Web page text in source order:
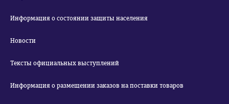
Информация о состоянии защиты населения
Новости
Тексты официальных выступлений
Информация о размещении заказов на поставки товаров